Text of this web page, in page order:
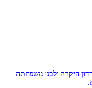
היקרה ולבני משפחתה